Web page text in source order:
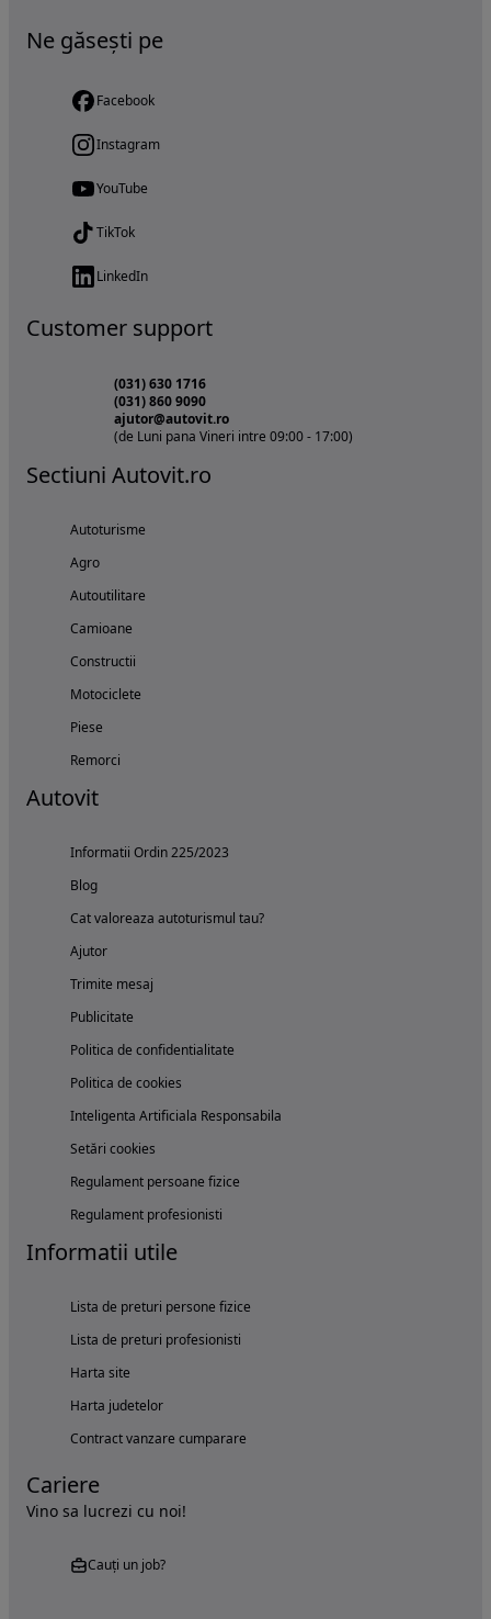
Ne găsești pe
Facebook
Instagram
YouTube
TikTok
LinkedIn
Customer support
(031) 630 1716
(031) 860 9090
ajutor@autovit.ro
(de Luni pana Vineri intre 09:00 - 17:00)
Sectiuni Autovit.ro
Autoturisme
Agro
Autoutilitare
Camioane
Constructii
Motociclete
Piese
Remorci
Autovit
Informatii Ordin 225/2023
Blog
Cat valoreaza autoturismul tau?
Ajutor
Trimite mesaj
Publicitate
Politica de confidentialitate
Politica de cookies
Inteligenta Artificiala Responsabila
Setări cookies
Regulament persoane fizice
Regulament profesionisti
Informatii utile
Lista de preturi persone fizice
Lista de preturi profesionisti
Harta site
Harta judetelor
Contract vanzare cumparare
Cariere
Vino sa lucrezi cu noi!
Cauți un job?